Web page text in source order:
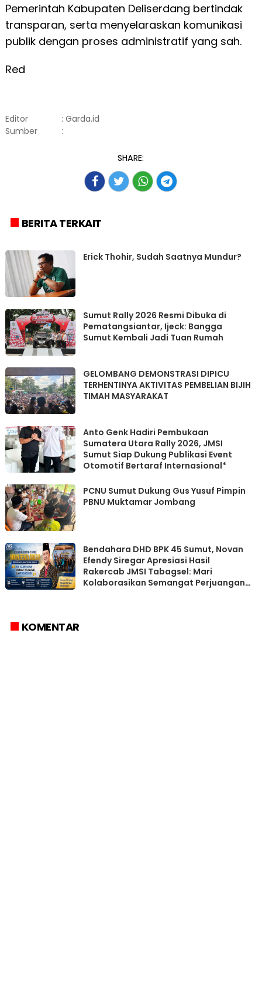
Pemerintah Kabupaten Deliserdang bertindak
transparan, serta menyelaraskan komunikasi
publik dengan proses administratif yang sah.
Red
Editor
: Garda.id
Sumber
:
SHARE:
BERITA TERKAIT
Erick Thohir, Sudah Saatnya Mundur?
Sumut Rally 2026 Resmi Dibuka di
Pematangsiantar, Ijeck: Bangga
Sumut Kembali Jadi Tuan Rumah
GELOMBANG DEMONSTRASI DIPICU
TERHENTINYA AKTIVITAS PEMBELIAN BIJIH
TIMAH MASYARAKAT
Anto Genk Hadiri Pembukaan
Sumatera Utara Rally 2026, JMSI
Sumut Siap Dukung Publikasi Event
Otomotif Bertaraf Internasional*
PCNU Sumut Dukung Gus Yusuf Pimpin
PBNU Muktamar Jombang
Bendahara DHD BPK 45 Sumut, Novan
Efendy Siregar Apresiasi Hasil
Rakercab JMSI Tabagsel: Mari
Kolaborasikan Semangat Perjuangan
KOMENTAR